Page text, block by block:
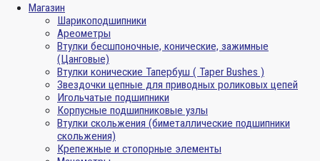
Магазин
Шарикоподшипники
Ареометры
Втулки бесшпоночные, конические, зажимные
(Цанговые)
Втулки конические Тапербуш ( Taper Bushes )
Звездочки цепные для приводных роликовых цепей
Игольчатые подшипники
Корпусные подшипниковые узлы
Втулки скольжения (биметаллические подшипники
скольжения)
Крепежные и стопорные элементы